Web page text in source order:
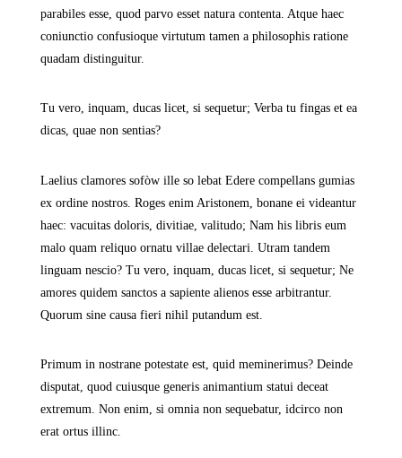
parabiles esse, quod parvo esset natura contenta. Atque haec
coniunctio confusioque virtutum tamen a philosophis ratione
quadam distinguitur.
Tu vero, inquam, ducas licet, si sequetur; Verba tu fingas et ea
dicas, quae non sentias?
Laelius clamores sofòw ille so lebat Edere compellans gumias
ex ordine nostros. Roges enim Aristonem, bonane ei videantur
haec: vacuitas doloris, divitiae, valitudo; Nam his libris eum
malo quam reliquo ornatu villae delectari. Utram tandem
linguam nescio? Tu vero, inquam, ducas licet, si sequetur; Ne
amores quidem sanctos a sapiente alienos esse arbitrantur.
Quorum sine causa fieri nihil putandum est.
Primum in nostrane potestate est, quid meminerimus? Deinde
disputat, quod cuiusque generis animantium statui deceat
extremum. Non enim, si omnia non sequebatur, idcirco non
erat ortus illinc.